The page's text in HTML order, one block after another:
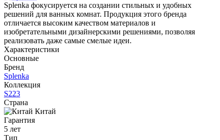
Splenka фокусируется на создании стильных и удобных
решений для ванных комнат. Продукция этого бренда
отличается высоким качеством материалов и
изобретательными дизайнерскими решениями, позволяя
реализовать даже самые смелые идеи.
Характеристики
Основные
Бренд
Splenka
Коллекция
S223
Страна
Китай
Гарантия
5 лет
Тип